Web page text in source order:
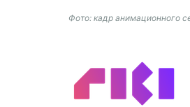
Фото: кадр анимационного